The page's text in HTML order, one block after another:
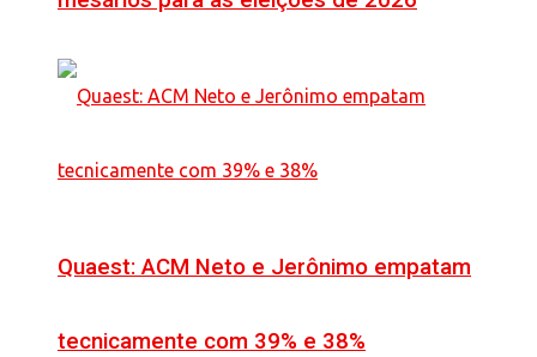
Quaest: ACM Neto e Jerônimo empatam
tecnicamente com 39% e 38%